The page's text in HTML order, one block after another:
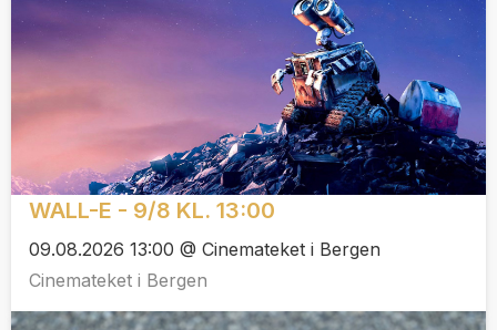
WALL-E - 9/8 KL. 13:00
09.08.2026 13:00 @ Cinemateket i Bergen
Cinemateket i Bergen